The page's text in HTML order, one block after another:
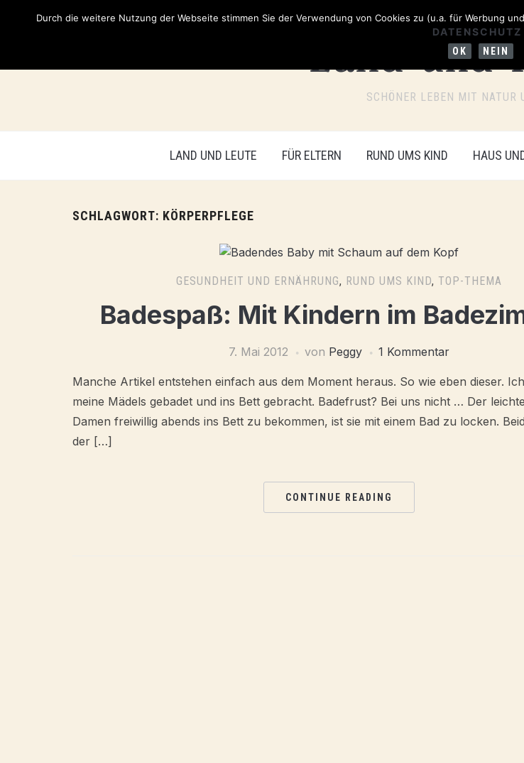
SCHÖNER LEBEN MIT NATUR
LAND UND LEUTE FÜR ELTERN RUND UMS KIND HAUS
SCHLAGWORT: KÖRPERPFLEGE
GESUNDHEIT UND ERNÄHRUNG, RUND UMS KIND, TOP-THEMA
Badespaß: Mit Kindern im
7. Mai 2012 von Peggy 1 Kommentar
Manche Artikel entstehen einfach aus dem Moment heraus. So wie eben dieser.
meine Mädels gebadet und ins Bett gebracht. Badefrust? Bei uns nicht … Der
Damen freiwillig abends ins Bett zu bekommen, ist sie mit einem Bad zu locken.
der […]
CONTINUE READING
Durch die weitere Nutzung der Webseite stimmen Sie der Verwendung von Cookies zu (u.a. für Werbung
DATENSCHUTZ
OK NEIN